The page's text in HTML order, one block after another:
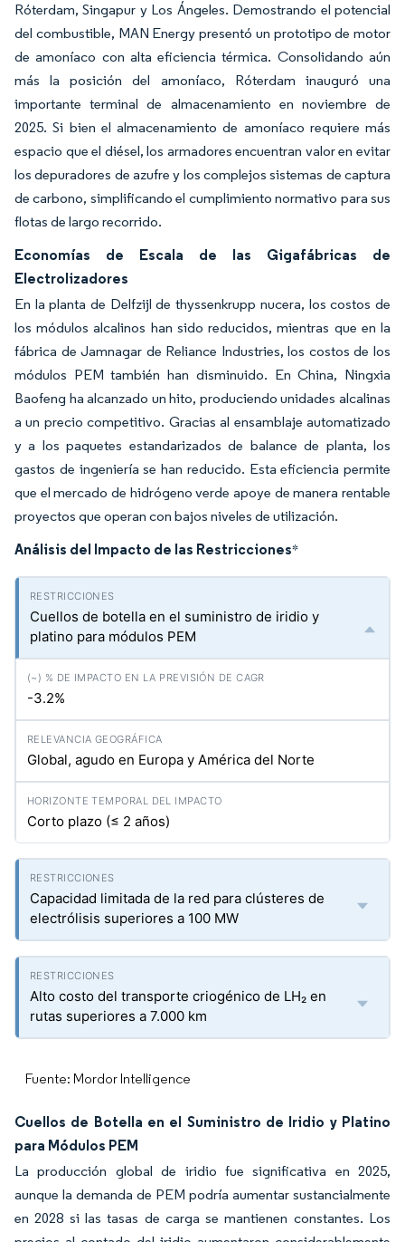
Róterdam, Singapur y Los Ángeles. Demostrando el potencial
del combustible, MAN Energy presentó un prototipo de motor
de amoníaco con alta eficiencia térmica. Consolidando aún
más la posición del amoníaco, Róterdam inauguró una
importante terminal de almacenamiento en noviembre de
2025. Si bien el almacenamiento de amoníaco requiere más
espacio que el diésel, los armadores encuentran valor en evitar
los depuradores de azufre y los complejos sistemas de captura
de carbono, simplificando el cumplimiento normativo para sus
flotas de largo recorrido.
Economías de Escala de las Gigafábricas de
Electrolizadores
En la planta de Delfzijl de thyssenkrupp nucera, los costos de
los módulos alcalinos han sido reducidos, mientras que en la
fábrica de Jamnagar de Reliance Industries, los costos de los
módulos PEM también han disminuido. En China, Ningxia
Baofeng ha alcanzado un hito, produciendo unidades alcalinas
a un precio competitivo. Gracias al ensamblaje automatizado
y a los paquetes estandarizados de balance de planta, los
gastos de ingeniería se han reducido. Esta eficiencia permite
que el mercado de hidrógeno verde apoye de manera rentable
proyectos que operan con bajos niveles de utilización.
Análisis del Impacto de las Restricciones*
Cuellos de botella en el suministro de iridio y
platino para módulos PEM
-3.2%
Global, agudo en Europa y América del Norte
Corto plazo (≤ 2 años)
Capacidad limitada de la red para clústeres de
electrólisis superiores a 100 MW
Alto costo del transporte criogénico de LH₂ en
rutas superiores a 7.000 km
Fuente: Mordor Intelligence
Cuellos de Botella en el Suministro de Iridio y Platino
para Módulos PEM
La producción global de iridio fue significativa en 2025,
aunque la demanda de PEM podría aumentar sustancialmente
en 2028 si las tasas de carga se mantienen constantes. Los